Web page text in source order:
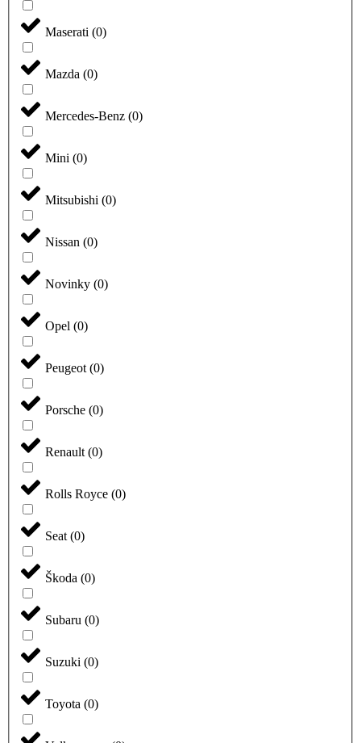
Maserati (0)
Mazda (0)
Mercedes-Benz (0)
Mini (0)
Mitsubishi (0)
Nissan (0)
Novinky (0)
Opel (0)
Peugeot (0)
Porsche (0)
Renault (0)
Rolls Royce (0)
Seat (0)
Škoda (0)
Subaru (0)
Suzuki (0)
Toyota (0)